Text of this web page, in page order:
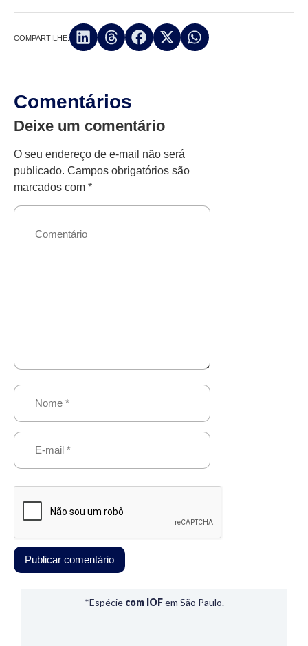
COMPARTILHE:
Comentários
Deixe um comentário
O seu endereço de e-mail não será
publicado. Campos obrigatórios são
marcados com *